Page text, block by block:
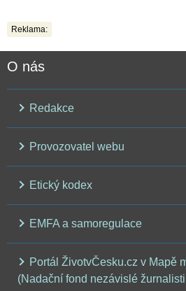
Reklama:
O nás
Redakce
Provozovatel webu
Etický kodex
EMFA a samoregulace
Portál ŽivotvČesku.cz v Mapě
(Nadační fond nezávislé